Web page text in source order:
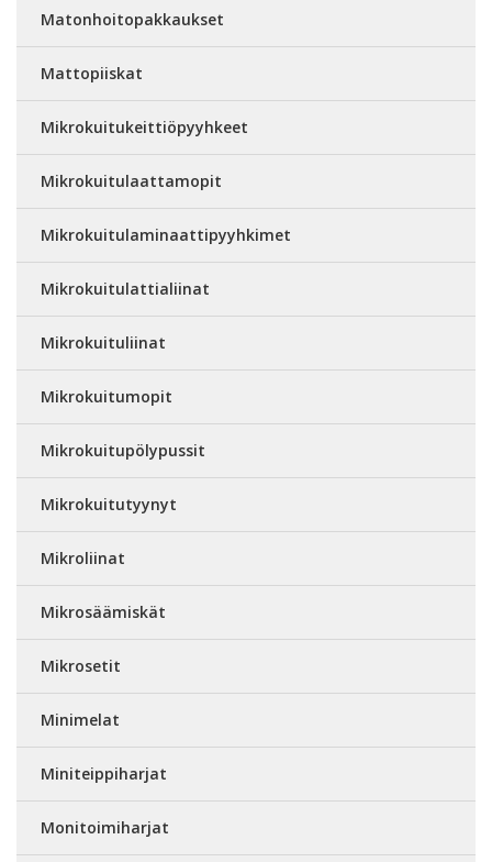
Matonhoitopakkaukset
Mattopiiskat
Mikrokuitukeittiöpyyhkeet
Mikrokuitulaattamopit
Mikrokuitulaminaattipyyhkimet
Mikrokuitulattialiinat
Mikrokuituliinat
Mikrokuitumopit
Mikrokuitupölypussit
Mikrokuitutyynyt
Mikroliinat
Mikrosäämiskät
Mikrosetit
Minimelat
Miniteippiharjat
Monitoimiharjat